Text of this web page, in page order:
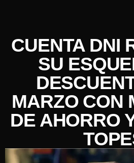
CUENTA DNI
SU
MARZO CON
DE AHORRO